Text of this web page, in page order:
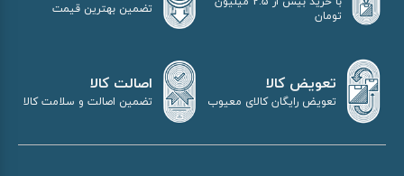
تومان
تضمین بهترین قیمت
تعویض کالا
تعویض رایگان کالای معیوب
اصالت کالا
تضمین اصالت و سلامت کالا